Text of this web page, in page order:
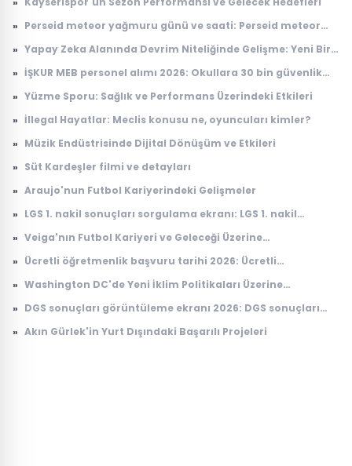
» Perseid meteor yağmuru günü ve saati: Perseid meteor
» Yapay Zeka Alanında Devrim Niteliğinde Gelişme: Yeni Bir
» İŞKUR MEB personel alımı 2026: Okullara 30 bin güvenlik
» Yüzme Sporu: Sağlık ve Performans Üzerindeki Etkileri
» İllegal Hayatlar: Meclis konusu ne, oyuncuları kimler?
» Müzik Endüstrisinde Dijital Dönüşüm ve Etkileri
» Süt Kardeşler filmi ve detayları
» Araujo'nun Futbol Kariyerindeki Gelişmeler
» LGS 1. nakil sonuçları sorgulama ekranı: LGS 1. nakil
» Veiga'nın Futbol Kariyeri ve Geleceği Üzerine
» Ücretli öğretmenlik başvuru tarihi 2026: Ücretli
» Washington DC'de Yeni İklim Politikaları Üzerine
» DGS sonuçları görüntüleme ekranı 2026: DGS sonuçları
» Akın Gürlek'in Yurt Dışındaki Başarılı Projeleri